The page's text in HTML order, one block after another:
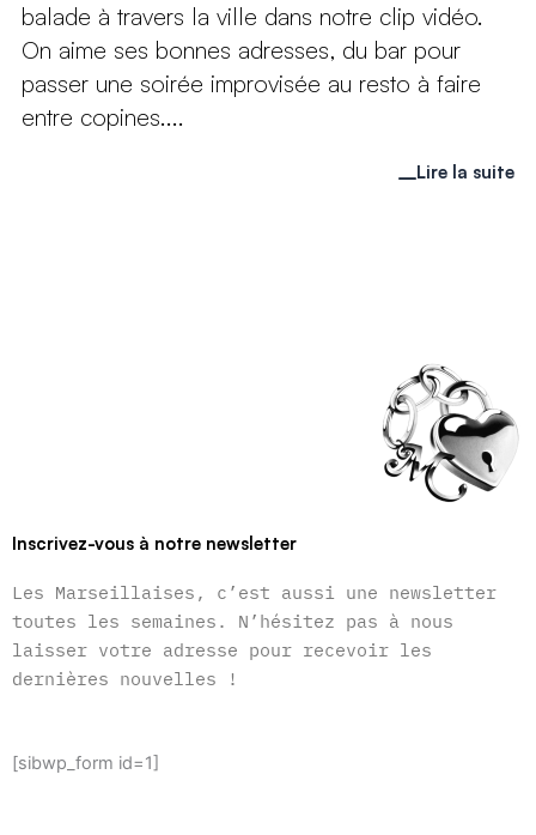
balade à travers la ville dans notre clip vidéo.
On aime ses bonnes adresses, du bar pour
passer une soirée improvisée au resto à faire
entre copines....
Lire la suite
Inscrivez-vous à notre newsletter
Les Marseillaises, c’est aussi une newsletter
toutes les semaines. N’hésitez pas à nous
laisser votre adresse pour recevoir les
dernières nouvelles !
[sibwp_form id=1]